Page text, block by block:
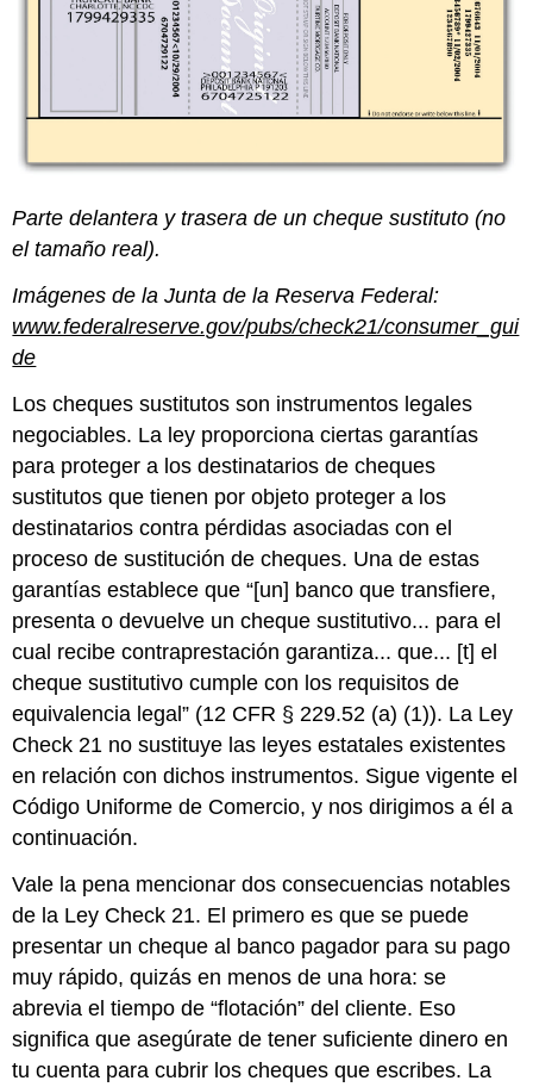
Parte delantera y trasera de un cheque sustituto (no
el tamaño real).
Imágenes de la Junta de la Reserva Federal:
www.federalreserve.gov/pubs/check21/consumer_gui
de
Los cheques sustitutos son instrumentos legales
negociables. La ley proporciona ciertas garantías
para proteger a los destinatarios de cheques
sustitutos que tienen por objeto proteger a los
destinatarios contra pérdidas asociadas con el
proceso de sustitución de cheques. Una de estas
garantías establece que “[un] banco que transfiere,
presenta o devuelve un cheque sustitutivo... para el
cual recibe contraprestación garantiza... que... [t] el
cheque sustitutivo cumple con los requisitos de
equivalencia legal” (12 CFR § 229.52 (a) (1)). La Ley
Check 21 no sustituye las leyes estatales existentes
en relación con dichos instrumentos. Sigue vigente el
Código Uniforme de Comercio, y nos dirigimos a él a
continuación.
Vale la pena mencionar dos consecuencias notables
de la Ley Check 21. El primero es que se puede
presentar un cheque al banco pagador para su pago
muy rápido, quizás en menos de una hora: se
abrevia el tiempo de “flotación” del cliente. Eso
significa que asegúrate de tener suficiente dinero en
tu cuenta para cubrir los cheques que escribes. La